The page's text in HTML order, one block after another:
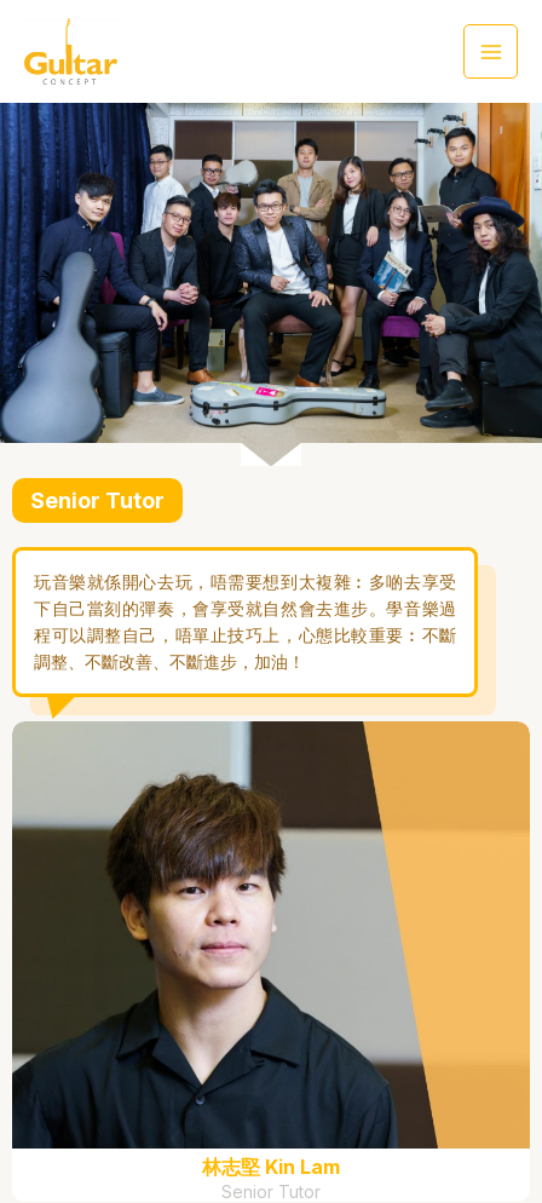
Senior Tutor
玩音樂就係開心去玩，唔需要想到太複雜︰多啲去享受
下自己當刻的彈奏，會享受就自然會去進步。學音樂過
程可以調整自己，唔單止技巧上，心態比較重要︰不斷
調整、不斷改善、不斷進步，加油！
林志堅 Kin Lam
Senior Tutor